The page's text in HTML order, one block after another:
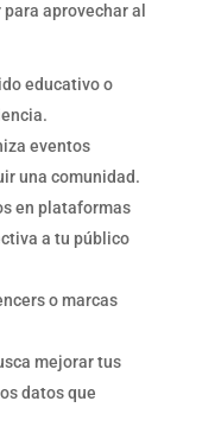
aprovechar al
educativo o
eventos
una comunidad.
en plataformas
a tu público
o marcas
mejorar tus
datos que